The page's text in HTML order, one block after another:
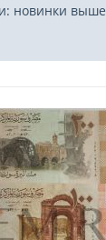
новинки выше